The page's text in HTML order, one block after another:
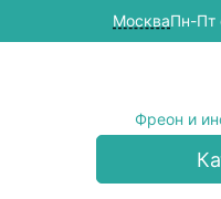
МоскваПн-Пт
Фреон и